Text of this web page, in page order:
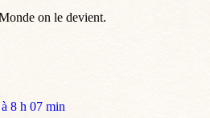
on le devient.
8 h 07 min